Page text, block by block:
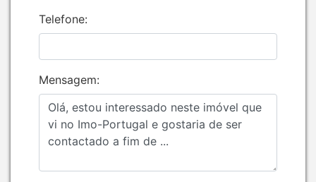
Telefone:
Mensagem: